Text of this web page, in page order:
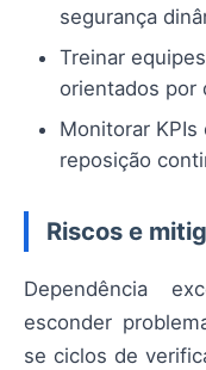
segurança
Treinar
orientados por
Monitorar
reposição
Riscos e
Dependência
esconder
se ciclos de